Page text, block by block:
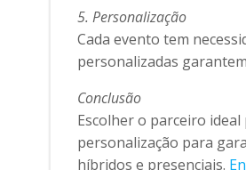
5. Personalização
Cada evento tem
personalizadas
Conclusão
Escolher o parceiro
personalização para
híbridos e presenciais.